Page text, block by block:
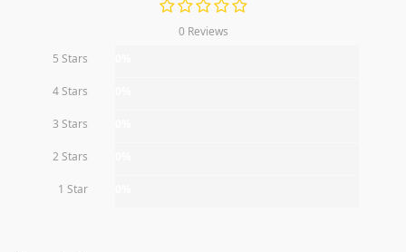
0 Reviews
5 Stars
4 Stars
3 Stars
2 Stars
1 Star